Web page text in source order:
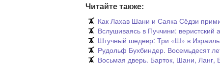
Читайте также:
Как Лахав Шани и Саяка Сёдзи
Вслушиваясь в Пуччини: веристский
Штучный шедевр: Три «Ш» в
Рудольф Бухбиндер. Восемьдесят
Восьмая дверь. Барток, Шани,